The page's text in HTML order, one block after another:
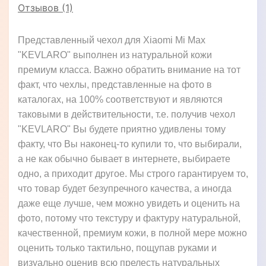
Отзывов (1)
Представленный чехол для Xiaomi Mi Max
"KEVLARO" выполнен из натуральной кожи
премиум класса. Важно обратить внимание на тот
факт, что чехлы, представленные на фото в
каталогах, на 100% соответствуют и являются
таковыми в действительности, т.е. получив чехол
"KEVLARO" Вы будете приятно удивлены тому
факту, что Вы наконец-то купили то, что выбирали,
а не как обычно бывает в интернете, выбираете
одно, а приходит другое. Мы строго гарантируем то,
что товар будет безупречного качества, а иногда
даже еще лучше, чем можно увидеть и оценить на
фото, потому что текстуру и фактуру натуральной,
качественной, премиум кожи, в полной мере можно
оценить только тактильно, пощупав руками и
визуально оценив всю прелесть натуральных